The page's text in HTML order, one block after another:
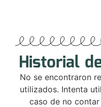
Historial
No se encontraron
utilizados. Intenta
caso de no